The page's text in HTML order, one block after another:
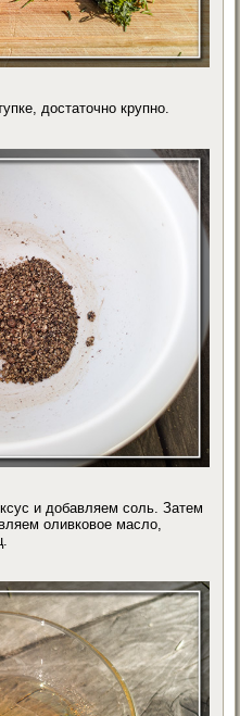
достаточно крупно.
и добавляем соль. Затем
оливковое масло,